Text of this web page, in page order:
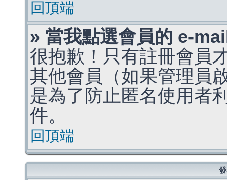
回頂端
» 當我點選會員的 e-
很抱歉！只有註冊會員
其他會員（如果管理員
是為了防止匿名使用者
件。
回頂端